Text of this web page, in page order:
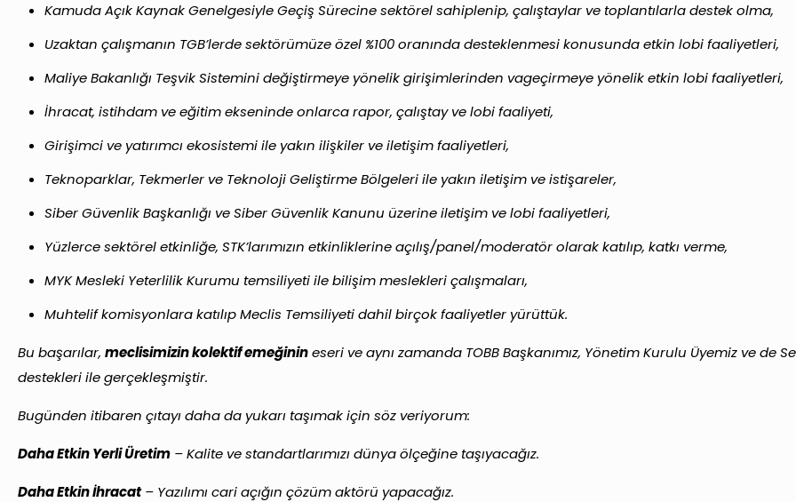
Kamuda Açık Kaynak Genelgesiyle Geçiş Sürecine sektörel sahiplenip, çalıştaylar ve toplantılarla destek olma,
Uzaktan çalışmanın TGB’lerde sektörümüze özel %100 oranında desteklenmesi konusunda etkin lobi faaliyetleri,
Maliye Bakanlığı Teşvik Sistemini değiştirmeye yönelik girişimlerinden vageçirmeye yönelik etkin lobi faaliyetleri,
İhracat, istihdam ve eğitim ekseninde onlarca rapor, çalıştay ve lobi faaliyeti,
Girişimci ve yatırımcı ekosistemi ile yakın ilişkiler ve iletişim faaliyetleri,
Teknoparklar, Tekmerler ve Teknoloji Geliştirme Bölgeleri ile yakın iletişim ve istişareler,
Siber Güvenlik Başkanlığı ve Siber Güvenlik Kanunu üzerine iletişim ve lobi faaliyetleri,
Yüzlerce sektörel etkinliğe, STK’larımızın etkinliklerine açılış/panel/moderatör olarak katılıp, katkı verme,
MYK Mesleki Yeterlilik Kurumu temsiliyeti ile bilişim meslekleri çalışmaları,
Muhtelif komisyonlara katılıp Meclis Temsiliyeti dahil birçok faaliyetler yürüttük.
Bu başarılar,meclisimizin kolektif emeğinineseri ve aynı zamanda TOBB Başkanımız, Yönetim Kurulu Üyemiz ve de
destekleri ile gerçekleşmiştir.
Bugünden itibaren çıtayı daha da yukarı taşımak için söz veriyorum:
Daha Etkin Yerli Üretim – Kalite ve standartlarımızı dünya ölçeğine taşıyacağız.
Daha Etkin İhracat– Yazılımı cari açığın çözüm aktörü yapacağız.